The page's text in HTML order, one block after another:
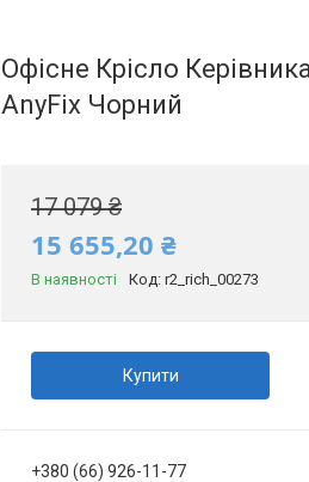
Офісне Крісло
AnyFix Чорний
17 079 ₴
15 655,20 ₴
В наявності Код: r2_rich_00273
Купити
+380 (66) 926-11-77